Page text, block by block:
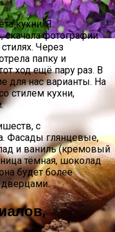
Семенами
кухни. Я
скачала фотографии
Через
папку и
ход ещё пару раз. В
для нас варианты. На
стилем кухни,
с
Фасады глянцевые,
и ваниль (кремовый
тёмная, шоколад
будет более
дверцами.